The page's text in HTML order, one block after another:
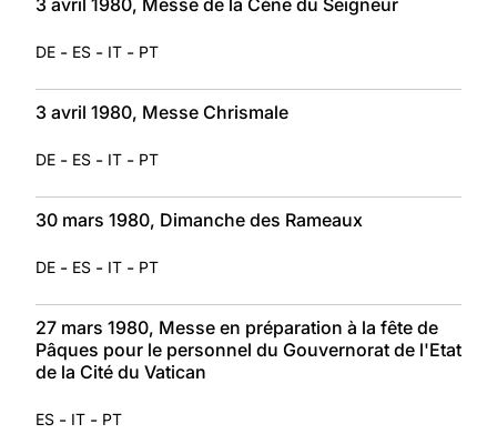
DE - ES - IT - PT
3 avril 1980, Messe Chrismale
DE - ES - IT - PT
30 mars 1980, Dimanche des Rameaux
DE - ES - IT - PT
27 mars 1980, Messe en préparation à la fête de
Pâques pour le personnel du Gouvernorat de l'Etat
de la Cité du Vatican
ES - IT - PT